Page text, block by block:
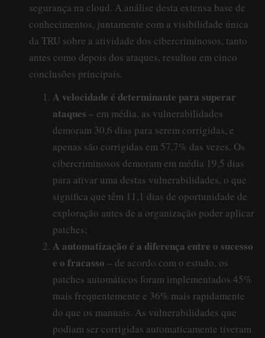
segurança na cloud. A análise desta extensa base de
conhecimentos, juntamente com a visibilidade única
da TRU sobre a atividade dos cibercriminosos, tanto
antes como depois dos ataques, resultou em cinco
conclusões principais.
A velocidade é determinante para superar
ataques – em média, as vulnerabilidades
demoram 30,6 dias para serem corrigidas, e
apenas são corrigidas em 57,7% das vezes. Os
cibercriminosos demoram em média 19,5 dias
para ativar uma destas vulnerabilidades, o que
significa que têm 11,1 dias de oportunidade de
exploração antes de a organização poder aplicar
patches;
A automatização é a diferença entre o sucesso
e o fracasso – de acordo com o estudo, os
patches automáticos foram implementados 45%
mais frequentemente e 36% mais rapidamente
do que os manuais. As vulnerabilidades que
podiam ser corrigidas automaticamente tiveram